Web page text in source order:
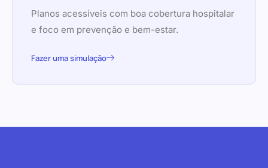
Planos acessíveis com boa cobertura hospitalar
e foco em prevenção e bem-estar.
Fazer uma simulação